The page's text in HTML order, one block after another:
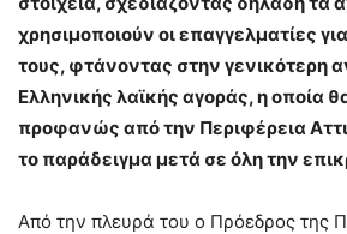
χρησιμοποιούν οι επαγγελματίες
τους, φτάνοντας στην γενικότερη
Ελληνικής λαϊκής αγοράς, η οποία
προφανώς από την Περιφέρεια
το παράδειγμα μετά σε όλη την
Από την πλευρά του ο Πρόεδρος της